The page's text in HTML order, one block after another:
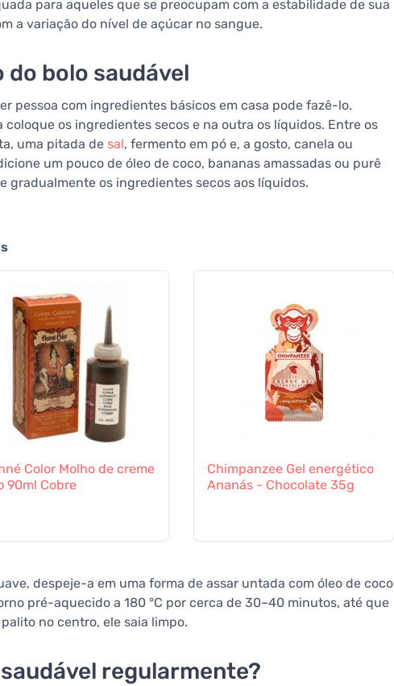
para aqueles que se preocupam com a estabilidade de sua
a variação do nível de açúcar no sangue.
do bolo saudável
pessoa com ingredientes básicos em casa pode fazê-lo.
os ingredientes secos e na outra os líquidos. Entre os
uma pitada de sal, fermento em pó e, a gosto, canela ou
um pouco de óleo de coco, bananas amassadas ou purê
gradualmente os ingredientes secos aos líquidos.
Color Molho de creme
90ml Cobre
Chimpanzee Gel energético
Ananás - Chocolate 35g
despeje-a em uma forma de assar untada com óleo de coco
pré-aquecido a 180 °C por cerca de 30–40 minutos, até que
no centro, ele saia limpo.
regularmente?